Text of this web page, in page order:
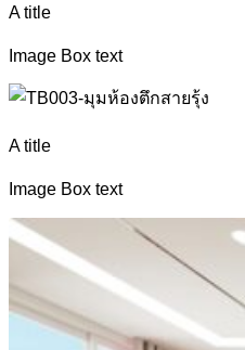
A title
Image Box text
A title
Image Box text